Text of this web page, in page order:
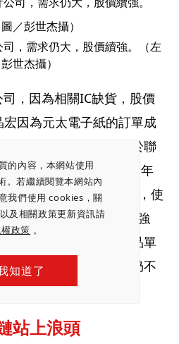
的內容，本網站使用
。若繼續閱覽本網站內
我們使用 cookies，關
及相關政策更新資訊請
政策 。
知道了
，需求仍大，股價續強。（左
世杰攝）
，因為相關IC缺貨，股價
因為元太電子紙的訂單成
勢，後市不看淡。至於聯
創新高，月增9.21%，年
及電競PC市場仍然火熱，使
控制晶片拉貨力道更加強
波效應下，下半年產品單
改寫歷史新高，股價仍不
站上浪頭